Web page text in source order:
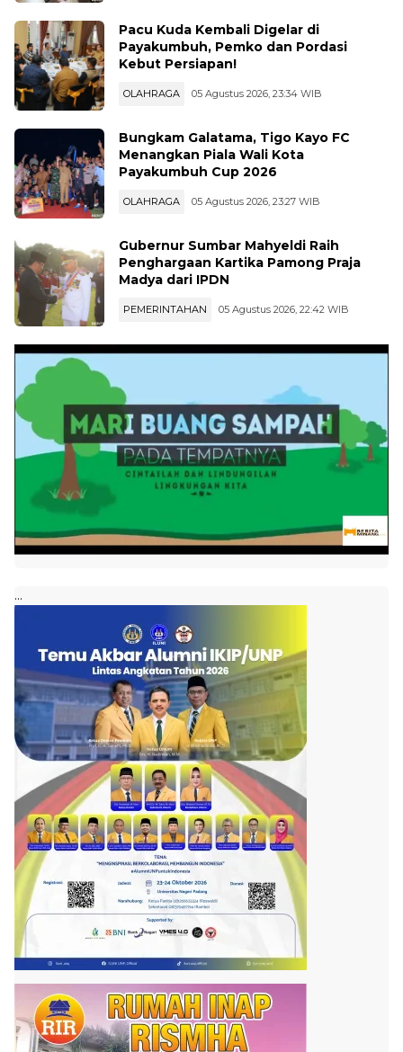
Pacu Kuda Kembali Digelar di
Payakumbuh, Pemko dan Pordasi
Kebut Persiapan!
OLAHRAGA 05 Agustus 2026, 23:34 WIB
Bungkam Galatama, Tigo Kayo FC
Menangkan Piala Wali Kota
Payakumbuh Cup 2026
OLAHRAGA 05 Agustus 2026, 23:27 WIB
Gubernur Sumbar Mahyeldi Raih
Penghargaan Kartika Pamong Praja
Madya dari IPDN
PEMERINTAHAN 05 Agustus 2026, 22:42 WIB
...